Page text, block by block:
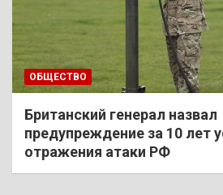
ОБЩЕСТВО
Британский генерал назвал
предупреждение за 10 лет
отражения атаки РФ